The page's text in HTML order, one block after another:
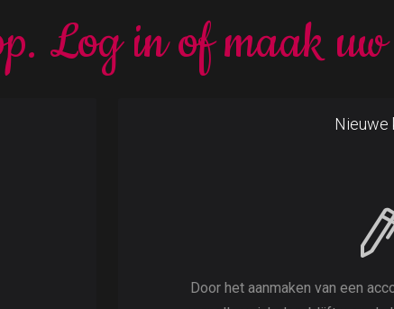
Log in of maak
Nieuwe
Door het aanmaken van een